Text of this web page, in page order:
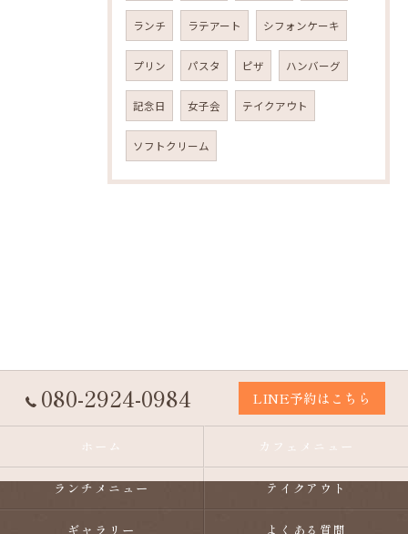
ランチ ラテアート シフォンケーキ
プリン パスタ ピザ ハンバーグ
記念日 女子会 テイクアウト
ソフトクリーム
080-2924-0984 LINE予約はこちら
ホーム カフェメニュー
ランチメニュー テイクアウト
ギャラリー よくある質問